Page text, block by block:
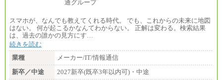
札幌 ：時給1,100円～1,450円
東京 ：時給1,226円～1,400円
横浜 ：時給1,225円～
川口 ：時給1,150円～
佐世保：時給1,035円～
沖縄 ：時給1,025円～1,350円
※給与は実務経験・職種・配属部署によって異なり
スマホが、なんでも教えてくれる時代。 でも、これからの未来に地図
はない。 何が起こるかなんてわからない。 正解は変わる。検索結果
は、過去の誰かの見方にす…
続きを読む
業種
メーカー/IT/情報通信
新卒／中途
2027新卒(既卒3年以内可)・中途